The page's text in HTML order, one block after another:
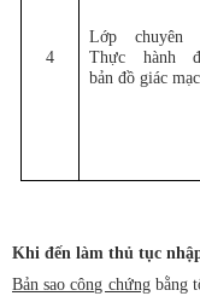
4
Lớp chuyên
Thực hành
bản đồ giác mạc
Khi đến làm thủ tục
Bản sao công chứngbằng